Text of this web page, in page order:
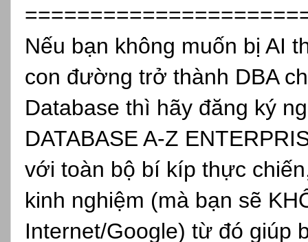
Nếu bạn không muốn bị AI
con đường trở thành DBA
Database thì hãy đăng ký
DATABASE A-Z
với toàn bộ bí kíp thực
kinh nghiệm (mà bạn sẽ
Internet/Google) từ đó giúp